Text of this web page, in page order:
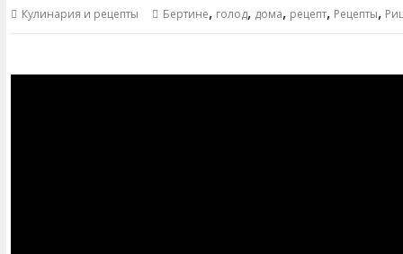
Кулинария и рецепты Бертине, голод, дома, рецепт, Рецепты,